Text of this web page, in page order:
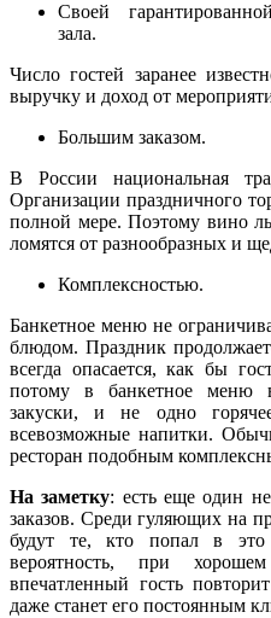
Своей
зала.
Число гостей заранее
выручку и доход от
Большим заказом.
В России национальная
Организации праздничного
полной мере. Поэтому вино
ломятся от разнообразных и
Комплексностью.
Банкетное меню не
блюдом. Праздник
всегда опасается, как бы
потому в банкетное меню
закуски, и не одно
всевозможные напитки.
ресторан подобным
На заметку: есть еще один
заказов. Среди гуляющих на
будут те, кто попал в это
вероятность, при
впечатленный гость
даже станет его постоянным